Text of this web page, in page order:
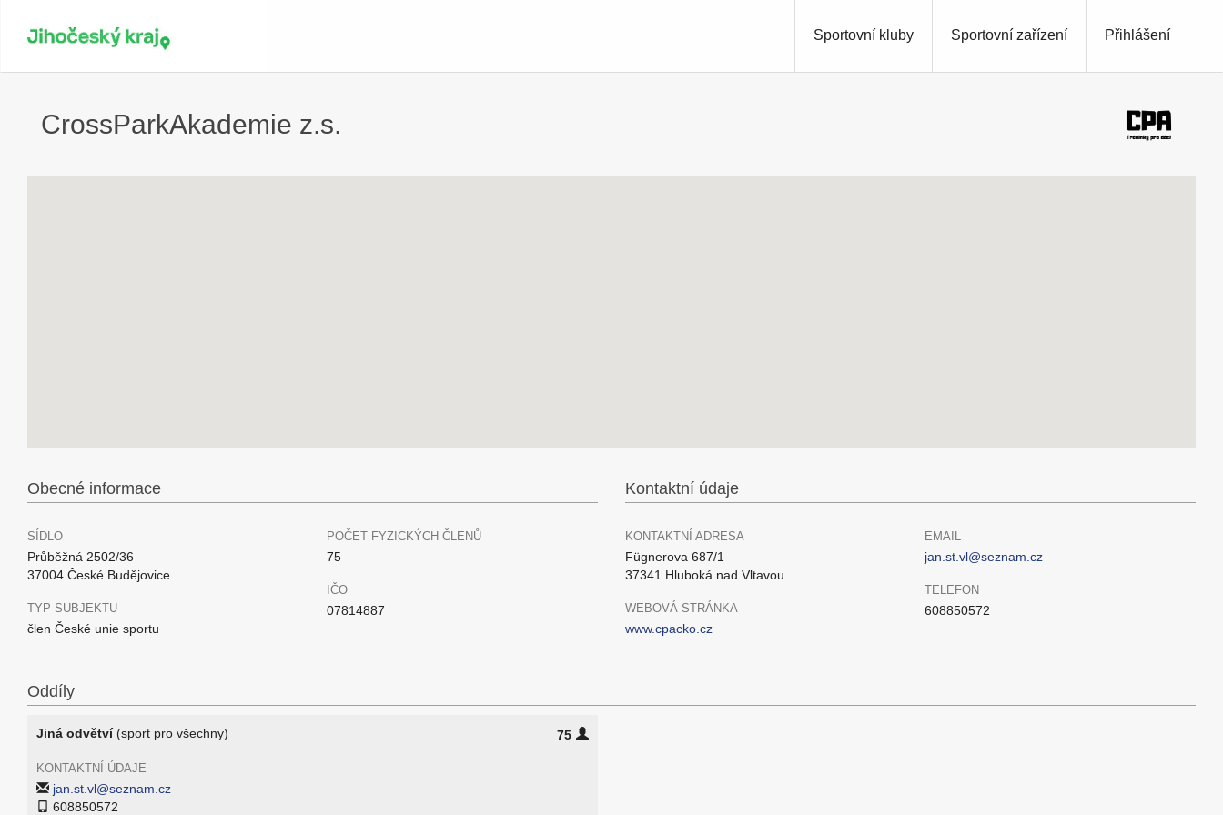
Přihlášení
Sportovní kluby Sportovní zařízení
CrossParkAkademie z.s.
Obecné informace
SÍDLO
Průběžná 2502/36
37004 České Budějovice
TYP SUBJEKTU
člen České unie sportu
POČET FYZICKÝCH ČLENŮ
75
IČO
07814887
Kontaktní údaje
KONTAKTNÍ ADRESA
Fügnerova 687/1
37341 Hluboká nad Vltavou
WEBOVÁ STRÁNKA
www.cpacko.cz
EMAIL
jan.st.vl@seznam.cz
TELEFON
608850572
Oddíly
Jiná odvětví(sport pro všechny) 75
KONTAKTNÍ ÚDAJE
jan.st.vl@seznam.cz
608850572